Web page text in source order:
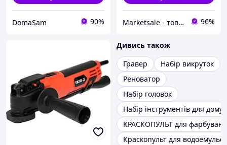
DomaSam 90% Marketsale - товари зі знижкою 96%
Дивись також
Гравер
Набір викруток
Реноватор
Набір головок
Набір інструментів для дому
КРАСКОПУЛЬТ для
Краскопульт для